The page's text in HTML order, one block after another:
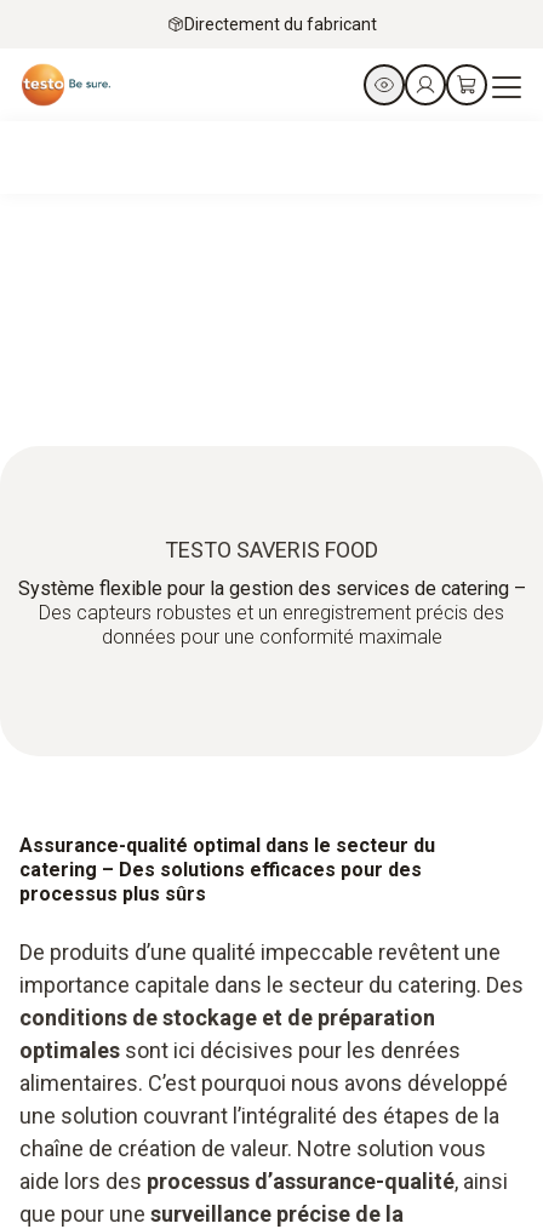
Directement du fabricant
TESTO SAVERIS FOOD
Système flexible pour la gestion des services de catering –
Des capteurs robustes et un enregistrement précis des
données pour une conformité maximale
Assurance-qualité optimal dans le secteur du
catering – Des solutions efficaces pour des
processus plus sûrs
De produits d’une qualité impeccable revêtent une
importance capitale dans le secteur du catering. Des
conditions de stockage et de préparation
optimales sont ici décisives pour les denrées
alimentaires. C’est pourquoi nous avons développé
une solution couvrant l’intégralité des étapes de la
chaîne de création de valeur. Notre solution vous
aide lors des processus d’assurance-qualité, ainsi
que pour une surveillance précise de la